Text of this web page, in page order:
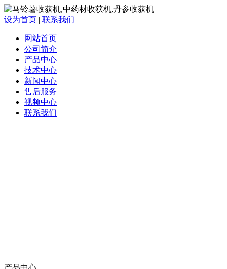
设为首页 | 联系我们
网站首页
公司简介
产品中心
技术中心
新闻中心
售后服务
视频中心
联系我们